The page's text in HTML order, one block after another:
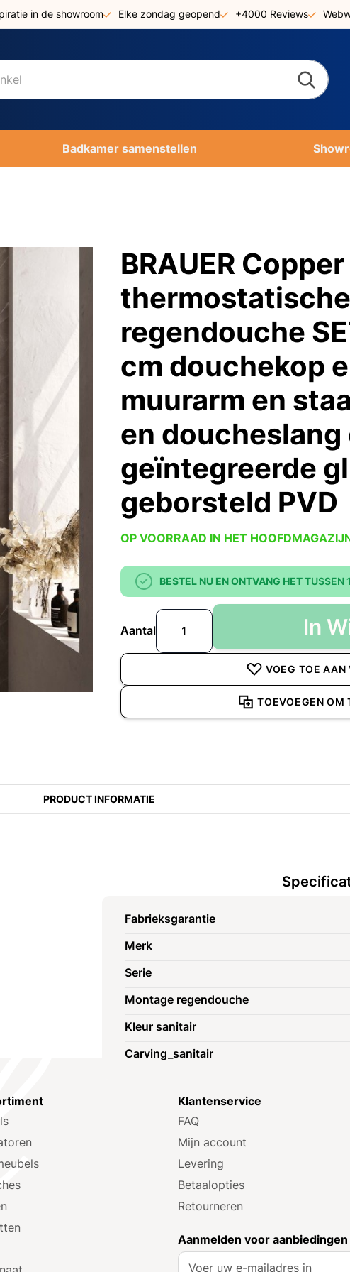
in de showroom Elke zondag geopend +4000 Reviews
Badkamer samenstellen
BRAUER
regendouche
cm douchekop
muurarm en
en doucheslang
geïntegreerde
geborsteld PVD
OP VOORRAAD IN HET
BESTEL NU EN ONTVANG HETTUSSEN
Aantal In
VOEG TOE
TOEVOEGEN OM
PRODUCT INFORMATIE
Fabrieksgarantie
Merk
Serie
Montage regendouche
Kleur sanitair
Carving_sanitair
Klantenservice
FAQ
Mijn account
Levering
Betaalopties
Retourneren
Aanmelden voor aanbiedingen
A